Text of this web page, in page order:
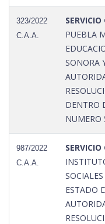
323/2022
C.A.A.
SERVICIO
PUEBLA
SONORA
DENTRO
NUMERO
987/2022
C.A.A.
SERVICIO
ESTADO